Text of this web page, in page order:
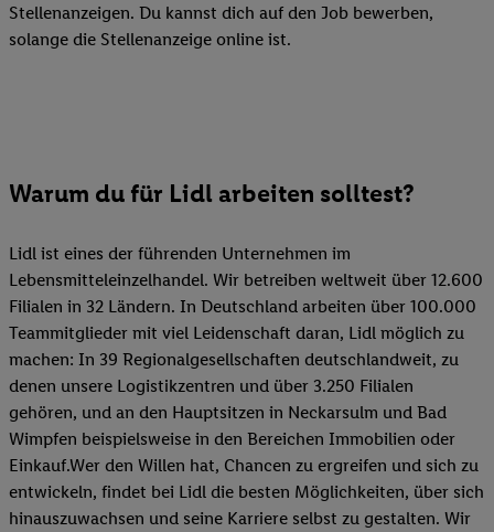
Stellenanzeigen. Du kannst dich auf den Job bewerben,
solange die Stellenanzeige online ist.
Warum du für Lidl arbeiten solltest?
Lidl ist eines der führenden Unternehmen im
Lebensmitteleinzelhandel. Wir betreiben weltweit über 12.600
Filialen in 32 Ländern. In Deutschland arbeiten über 100.000
Teammitglieder mit viel Leidenschaft daran, Lidl möglich zu
machen: In 39 Regionalgesellschaften deutschlandweit, zu
denen unsere Logistikzentren und über 3.250 Filialen
gehören, und an den Hauptsitzen in Neckarsulm und Bad
Wimpfen beispielsweise in den Bereichen Immobilien oder
Einkauf.Wer den Willen hat, Chancen zu ergreifen und sich zu
entwickeln, findet bei Lidl die besten Möglichkeiten, über sich
hinauszuwachsen und seine Karriere selbst zu gestalten. Wir